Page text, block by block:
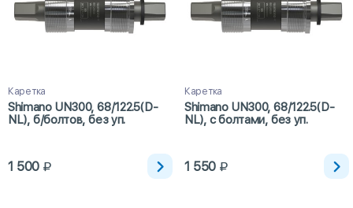
Каретка
Shimano UN300, 68/122.5(D-
NL), б/болтов, без уп.
1 500
Каретка
Shimano UN300, 68/122.5(D-
NL), с болтами, без уп.
1 550